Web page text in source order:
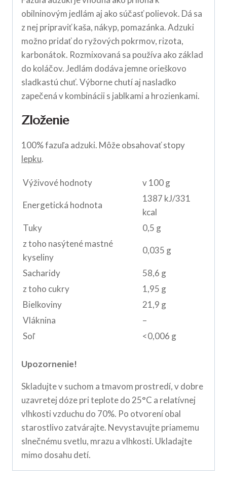
obilninovým jedlám aj ako súčasť polievok. Dá sa
z nej pripraviť kaša, nákyp, pomazánka. Adzuki
možno pridať do ryžových pokrmov, rizota,
karbonátok. Rozmixovaná sa používa ako základ
do koláčov. Jedlám dodáva jemne orieškovo
sladkastú chuť. Výborne chutí aj nasladko
zapečená v kombinácii s jablkami a hrozienkami.
Zloženie
100% fazuľa adzuki. Môže obsahovať stopy
lepku.
Výživové hodnoty v 100 g
Energetická hodnota
1387 kJ/331
kcal
Tuky
0,5 g
z toho nasýtené mastné
kyseliny
0,035 g
Sacharidy
58,6 g
z toho cukry
1,95 g
Bielkoviny
21,9 g
Vláknina
–
Soľ
<0,006 g
Upozornenie!
Skladujte v suchom a tmavom prostredí, v dobre
uzavretej dóze pri teplote do 25°C a relatívnej
vlhkosti vzduchu do 70%. Po otvorení obal
starostlivo zatvárajte. Nevystavujte priamemu
slnečnému svetlu, mrazu a vlhkosti. Ukladajte
mimo dosahu detí.